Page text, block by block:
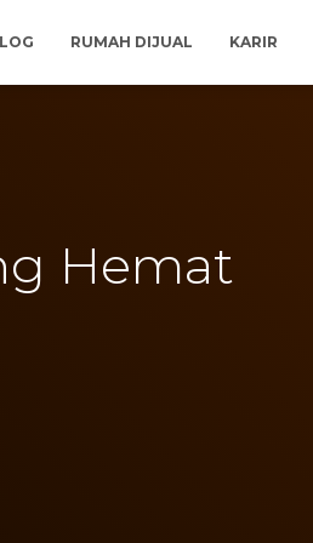
RUMAH DIJUAL KARIR
Hemat